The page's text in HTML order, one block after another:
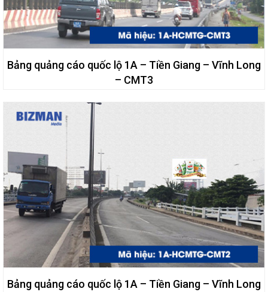
Bảng quảng cáo quốc lộ 1A – Tiền Giang – Vĩnh Long
– CMT3
Bảng quảng cáo quốc lộ 1A – Tiền Giang – Vĩnh Long